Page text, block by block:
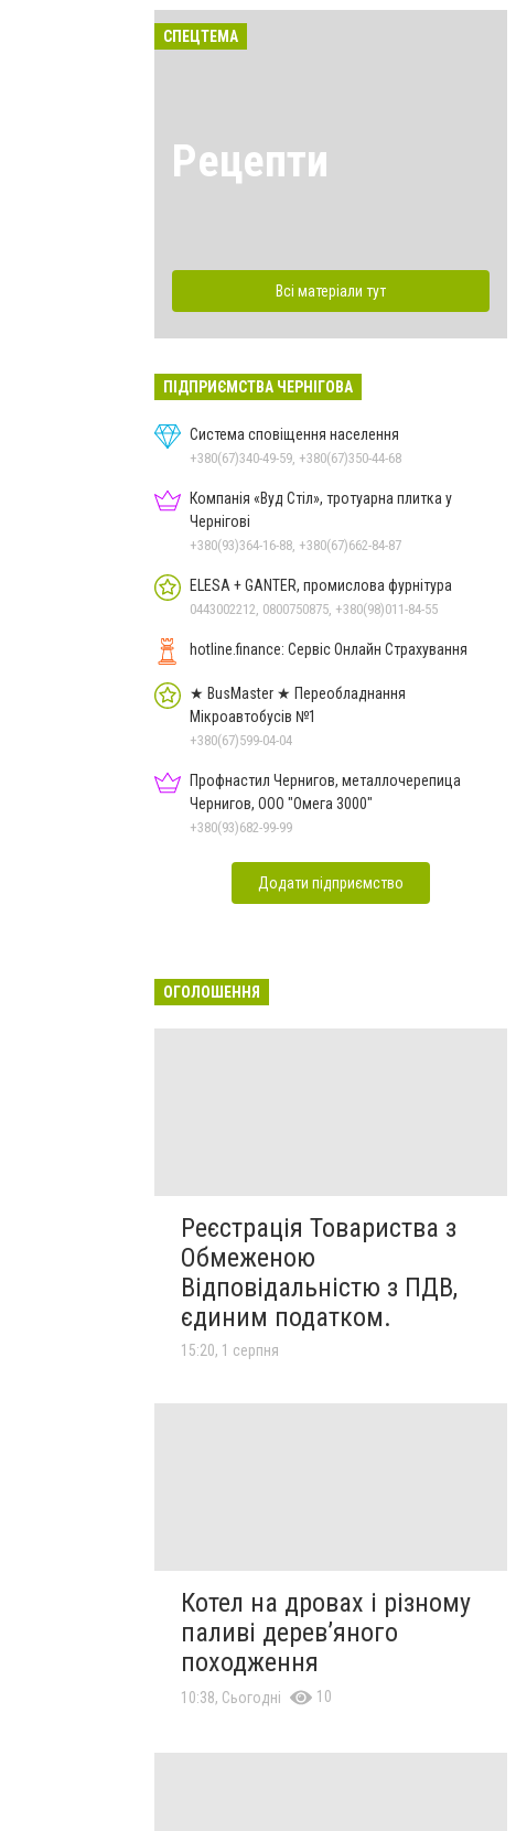
СПЕЦТЕМА
Рецепти
Всі матеріали тут
ПІДПРИЄМСТВА ЧЕРНІГОВА
Система сповіщення населення
+380(67)340-49-59, +380(67)350-44-68
Компанія «Вуд Стіл», тротуарна плитка у
Чернігові
+380(93)364-16-88, +380(67)662-84-87
ELESA + GANTER, промислова фурнітура
0443002212, 0800750875, +380(98)011-84-55
hotline.finance: Сервіс Онлайн Страхування
★ BusMaster ★ Переобладнання
Мікроавтобусів №1
+380(67)599-04-04
Профнастил Чернигов, металлочерепица
Чернигов, ООО "Омега 3000"
+380(93)682-99-99
Додати підприємство
ОГОЛОШЕННЯ
Реєстрація Товариства з
Обмеженою
Відповідальністю з ПДВ,
єдиним податком.
15:20, 1 серпня
Котел на дровах і різному
паливі дерев’яного
походження
10:38, Сьогодні 10